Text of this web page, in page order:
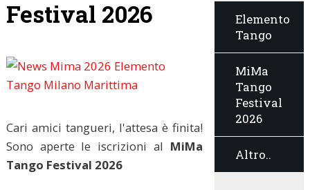
Festival 2026
Cari amici tangueri, l'attesa è finita!
Sono aperte le iscrizioni al MiMa
Tango Festival 2026
Elemento
Tango
MiMa
Tango
Festival
2026
Altro..